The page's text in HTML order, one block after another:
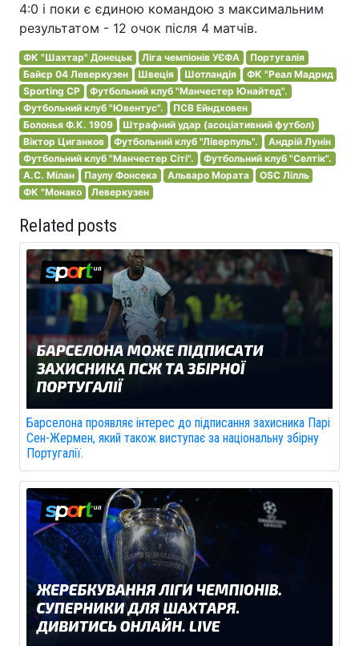
4:0 і поки є єдиною командою з максимальним
результатом - 12 очок після 4 матчів.
ФК "Шахтар" Донецьк Ліга чемпіонів УЄФА
Португалія
Байєр 04 Леверкузен
Швеція Шотландія
ФК "Реал Мадрид
Sporting CP
Футбольний клуб "Манчестер Юнайтед".
Футбольний клуб "Ювентус".
ПСВ Ейндховен
Болонья Ф.К. 1909
Штрафний удар (асоціативний футбол)
Віктор Циганков
Футбольний клуб "Ліверпуль".
Андрій Лунін
Футбольний клуб "Манчестер Сіті".
Футбольний клуб "Селтік".
A.C. Мілан
Паулу Фонсека Альваро Мората
OSC Лілль
ФК "Монако
Леверкузен
Related posts
Барселона проявляє інтерес до підписання захисника Парі
Сен-Жермен, який також виступає за національну збірну
Португалії.